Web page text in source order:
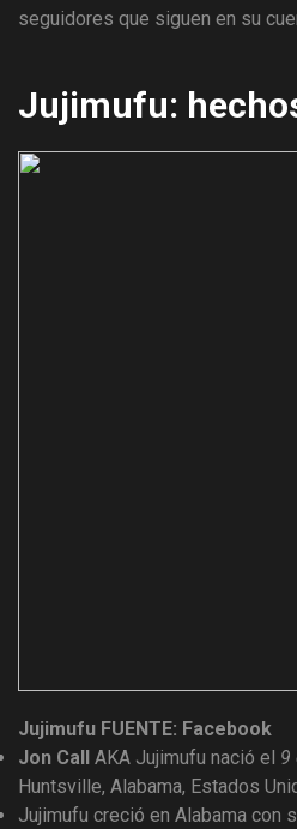
seguidores que siguen en su
Jujimufu:
Jujimufu FUENTE: Facebook
Jon Call AKA Jujimufu nació el 9
Huntsville, Alabama, Estados
Jujimufu creció en Alabama con